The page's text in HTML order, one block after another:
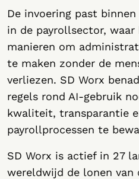
De invoering past
in de payrollsector, waar
manieren om
te maken zonder de
verliezen. SD Worx
regels rond AI-gebruik
kwaliteit, transparantie
payrollprocessen te
SD Worx is actief in 27
wereldwijd de lonen van